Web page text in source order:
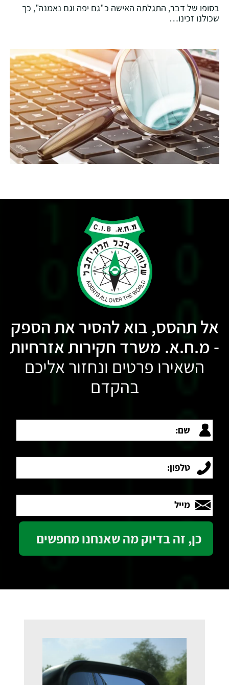
בסופו של דבר, התגלתה האישה כ"גם יפה וגם נאמנה", כך
שכולנו זכינו…
אל תהסס, בוא להסיר את הספק
- מ.ח.א. משרד חקירות אזרחיות
השאירו פרטים ונחזור אליכם
בהקדם
שם:
טלפון:
מייל